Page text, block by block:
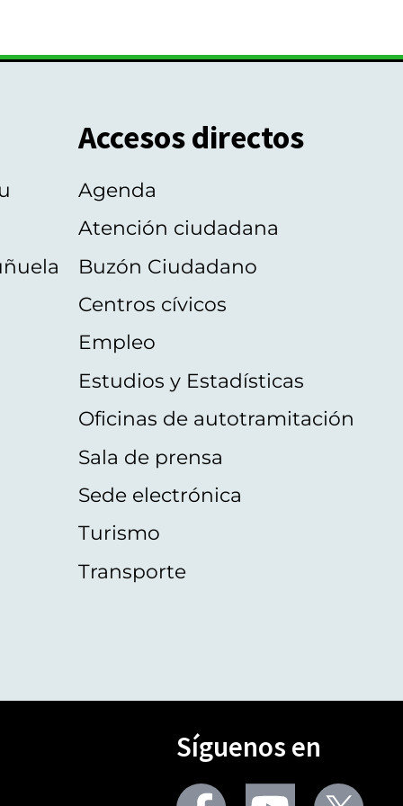
Accesos directos
Agenda
Atención ciudadana
Buzón Ciudadano
Centros cívicos
Empleo
Estudios y Estadísticas
Oficinas de autotramitación
Sala de prensa
Sede electrónica
Turismo
Transporte
Síguenos en
Seguir Seguir